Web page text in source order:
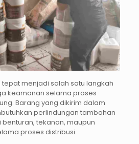
menjadi salah satu langkah
keamanan selama proses
Barang yang dikirim dalam
perlindungan tambahan
tekanan, maupun
proses distribusi.